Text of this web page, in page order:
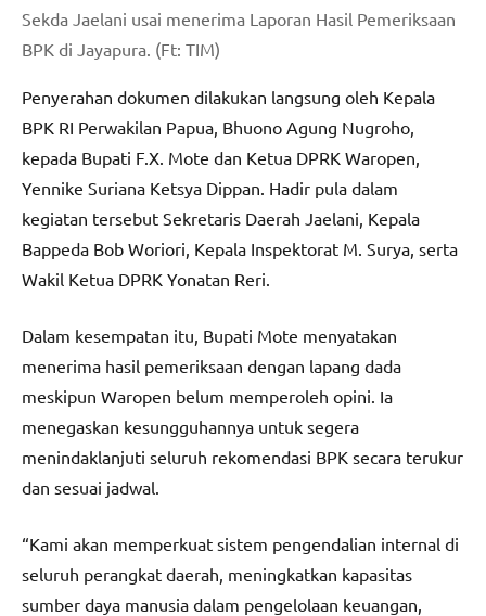
Sekda Jaelani usai menerima Laporan Hasil Pemeriksaan
BPK di Jayapura. (Ft: TIM)
Penyerahan dokumen dilakukan langsung oleh Kepala
BPK RI Perwakilan Papua, Bhuono Agung Nugroho,
kepada Bupati F.X. Mote dan Ketua DPRK Waropen,
Yennike Suriana Ketsya Dippan. Hadir pula dalam
kegiatan tersebut Sekretaris Daerah Jaelani, Kepala
Bappeda Bob Woriori, Kepala Inspektorat M. Surya, serta
Wakil Ketua DPRK Yonatan Reri.
Dalam kesempatan itu, Bupati Mote menyatakan
menerima hasil pemeriksaan dengan lapang dada
meskipun Waropen belum memperoleh opini. Ia
menegaskan kesungguhannya untuk segera
menindaklanjuti seluruh rekomendasi BPK secara terukur
dan sesuai jadwal.
“Kami akan memperkuat sistem pengendalian internal di
seluruh perangkat daerah, meningkatkan kapasitas
sumber daya manusia dalam pengelolaan keuangan,